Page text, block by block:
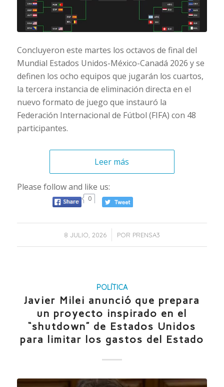
Concluyeron este martes los octavos de final del
Mundial Estados Unidos-México-Canadá 2026 y se
definen los ocho equipos que jugarán los cuartos,
la tercera instancia de eliminación directa en el
nuevo formato de juego que instauró la
Federación Internacional de Fútbol (FIFA) con 48
participantes.
Leer más
Please follow and like us:
0
8 JULIO, 2026
/ POR PRENSA3
POLÍTICA
Javier Milei anunció que prepara
un proyecto inspirado en el
“shutdown” de Estados Unidos
para limitar los gastos del Estado